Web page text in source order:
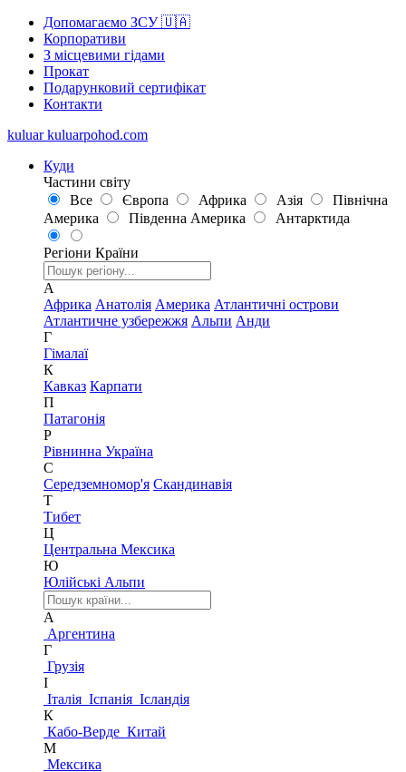
Допомагаємо ЗСУ 🇺🇦
Корпоративи
З місцевими гідами
Прокат
Подарунковий сертифікат
Контакти
kuluar kuluarpohod.com
Куди
Частини світу
Все
Європа Африка Азія
Північна
Америка
Південна Америка Антарктида
Регіони Країни
А
Африка Анатолія Америка Атлантичні острови
Атлантичне узбережжя Альпи Анди
Г
Гімалаї
К
Кавказ Карпати
П
Патагонія
Р
Рівнинна Україна
С
Середземномор'я Скандинавія
Т
Тибет
Ц
Центральна Мексика
Ю
Юлійські Альпи
А
Аргентина
Г
Грузія
І
Італія Іспанія Ісландія
К
Кабо-Верде Китай
М
Мексика